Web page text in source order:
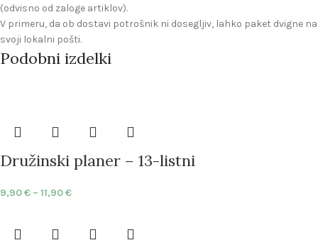
(odvisno od zaloge artiklov).
V primeru, da ob dostavi potrošnik ni dosegljiv, lahko paket dvigne na
svoji lokalni pošti.
Podobni izdelki
Družinski planer – 13-listni
9,90€ – 11,90€